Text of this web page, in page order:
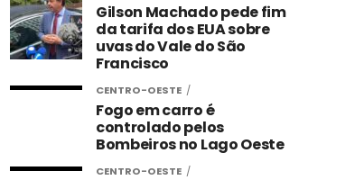
Gilson Machado pede fim
da tarifa dos EUA sobre
uvas do Vale do São
Francisco
CENTRO-OESTE
Fogo em carro é
controlado pelos
Bombeiros no Lago Oeste
CENTRO-OESTE